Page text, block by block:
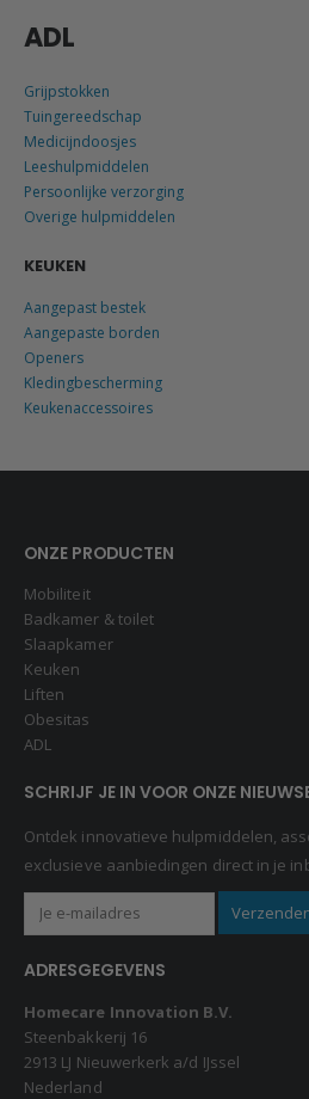
ADL
Grijpstokken
Tuingereedschap
Medicijndoosjes
Leeshulpmiddelen
Persoonlijke verzorging
Overige hulpmiddelen
KEUKEN
Aangepast bestek
Aangepaste borden
Openers
Kledingbescherming
Keukenaccessoires
ONZE PRODUCTEN
Mobiliteit
Badkamer & toilet
Slaapkamer
Keuken
Liften
Obesitas
ADL
SCHRIJF JE IN VOOR ONZE
Ontdek innovatieve hulpmiddelen,
exclusieve aanbiedingen direct in je
ADRESGEGEVENS
Homecare Innovation B.V.
Steenbakkerij 16
2913 LJ Nieuwerkerk a/d IJssel
Nederland